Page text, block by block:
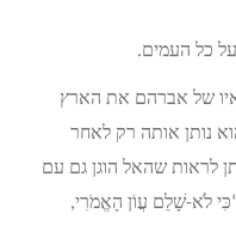
כל העמים.
של אברהם את הארץ
נותן אותה רק לאחר
לראות שהאל הוגן גם עם
לֹא-שָׁלֵם עֲו‍ֹן הָאֱמֹרִי,